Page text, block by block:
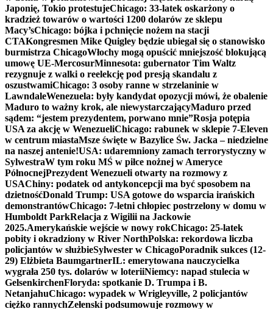
Japonię, Tokio protestujeChicago: 33-latek oskarżony o
kradzież towarów o wartości 1200 dolarów ze sklepu
Macy’sChicago: bójka i pchnięcie nożem na stacji
CTAKongresmen Mike Quigley będzie ubiegał się o stanowisko
burmistrza ChicagoWłochy mogą opuścić mniejszość blokującą
umowę UE-MercosurMinnesota: gubernator Tim Waltz
rezygnuje z walki o reelekcję pod presją skandalu z
oszustwamiChicago: 3 osoby ranne w strzelaninie w
LawndaleWenezuela: były kandydat opozycji mówi, że obalenie
Maduro to ważny krok, ale niewystarczającyMaduro przed
sądem: “jestem prezydentem, porwano mnie”Rosja potępia
USA za akcję w WenezueliChicago: rabunek w sklepie 7-Eleven
w centrum miastaMsze święte w Bazylice Św. Jacka – niedzielne
na naszej antenie!USA: udaremniony zamach terrorystyczny w
SylwestraW tym roku MŚ w piłce nożnej w Ameryce
PółnocnejPrezydent Wenezueli otwarty na rozmowy z
USAChiny: podatek od antykoncepcji ma być sposobem na
dzietnośćDonald Trump: USA gotowe do wsparcia irańskich
demonstrantówChicago: 7-letni chłopiec postrzelony w domu w
Humboldt ParkRelacja z Wigilii na Jackowie
2025.Amerykańskie wejście w nowy rokChicago: 25-latek
pobity i okradziony w River NorthPolska: rekordowa liczba
policjantów w służbieSylwester w ChicagoPoradnik sukces (12-
29) Elżbieta BaumgartnerIL: emerytowana nauczycielka
wygrała 250 tys. dolarów w loteriiNiemcy: napad stulecia w
GelsenkirchenFloryda: spotkanie D. Trumpa i B.
NetanjahuChicago: wypadek w Wrigleyville, 2 policjantów
ciężko rannychZełenski podsumowuje rozmowy w